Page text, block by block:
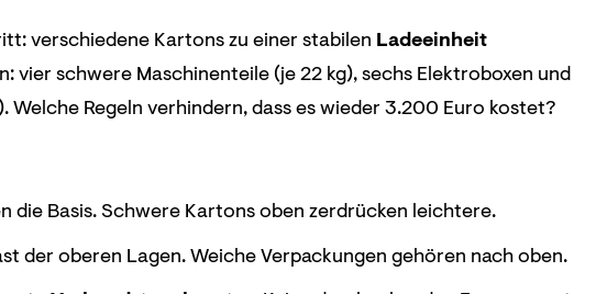
verschiedene Kartons zu einer stabilen Ladeeinheit
vier schwere Maschinenteile (je 22 kg), sechs Elektroboxen und
Welche Regeln verhindern, dass es wieder 3.200 Euro kostet?
die Basis. Schwere Kartons oben zerdrücken leichtere.
der oberen Lagen. Weiche Verpackungen gehören nach oben.